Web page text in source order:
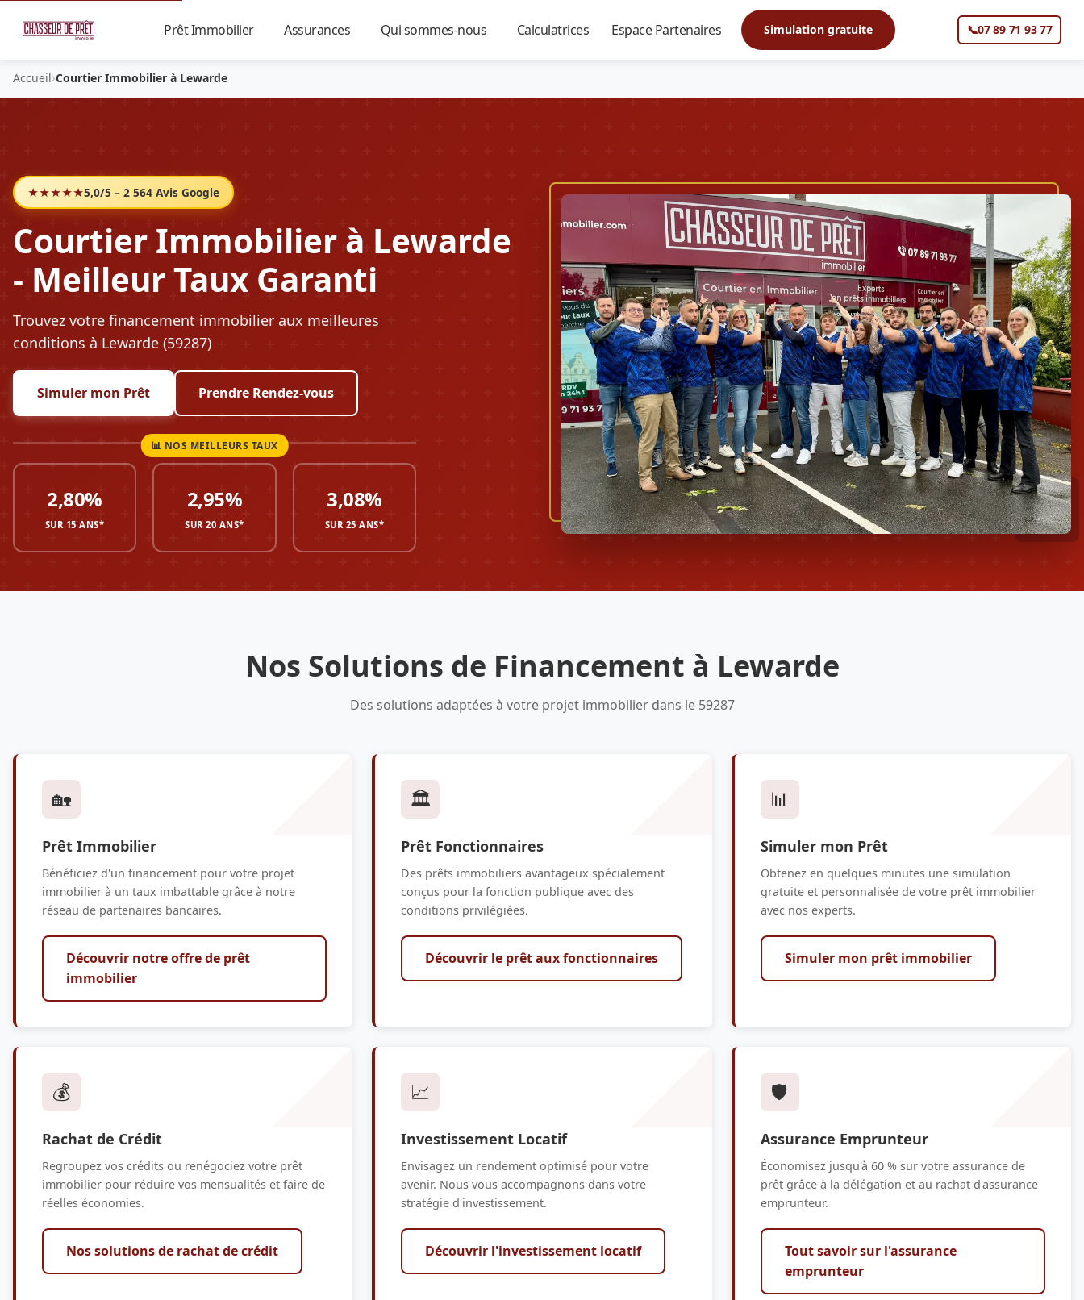
Prêt Immobilier Assurances Qui sommes-nous Calculatrices Espace Partenaires Simulation gratuite 📞07 89 71 93 77
Accueil›Courtier Immobilier à Lewarde
★★★★★5,0/5 – 2 564 Avis Google
Courtier Immobilier à Lewarde
- Meilleur Taux Garanti
Trouvez votre financement immobilier aux meilleures
conditions à Lewarde (59287)
Simuler mon Prêt Prendre Rendez-vous
2,80%
SUR 15 ANS*
2,95%
SUR 20 ANS*
3,08%
SUR 25 ANS*
Nos Solutions de Financement à Lewarde
Des solutions adaptées à votre projet immobilier dans le 59287
🏡
Prêt Immobilier
Bénéficiez d'un financement pour votre projet
immobilier à un taux imbattable grâce à notre
réseau de partenaires bancaires.
Découvrir notre offre de prêt
immobilier
🏛️
Prêt Fonctionnaires
Des prêts immobiliers avantageux spécialement
conçus pour la fonction publique avec des
conditions privilégiées.
Découvrir le prêt aux fonctionnaires
📊
Simuler mon Prêt
Obtenez en quelques minutes une simulation
gratuite et personnalisée de votre prêt immobilier
avec nos experts.
Simuler mon prêt immobilier
💰
Rachat de Crédit
Regroupez vos crédits ou renégociez votre prêt
immobilier pour réduire vos mensualités et faire de
réelles économies.
Nos solutions de rachat de crédit
📈
Investissement Locatif
Envisagez un rendement optimisé pour votre
avenir. Nous vous accompagnons dans votre
stratégie d'investissement.
Découvrir l'investissement locatif
🛡️
Assurance Emprunteur
Économisez jusqu'à 60 % sur votre assurance de
prêt grâce à la délégation et au rachat d'assurance
emprunteur.
Tout savoir sur l'assurance
emprunteur